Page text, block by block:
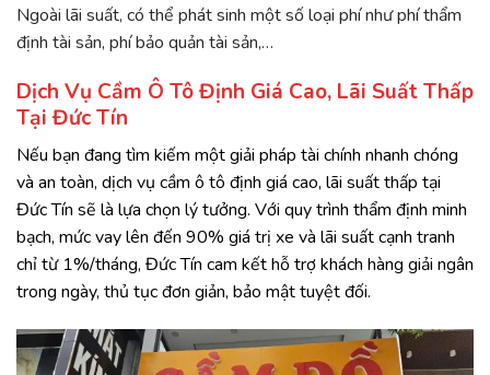
Ngoài lãi suất, có thể phát sinh một số loại phí như phí thẩm
định tài sản, phí bảo quản tài sản,…
Dịch Vụ Cầm Ô Tô Định Giá Cao, Lãi Suất Thấp
Tại Đức Tín
Nếu bạn đang tìm kiếm một giải pháp tài chính nhanh chóng
và an toàn, dịch vụ cầm ô tô định giá cao, lãi suất thấp tại
Đức Tín sẽ là lựa chọn lý tưởng. Với quy trình thẩm định minh
bạch, mức vay lên đến 90% giá trị xe và lãi suất cạnh tranh
chỉ từ 1%/tháng, Đức Tín cam kết hỗ trợ khách hàng giải ngân
trong ngày, thủ tục đơn giản, bảo mật tuyệt đối.